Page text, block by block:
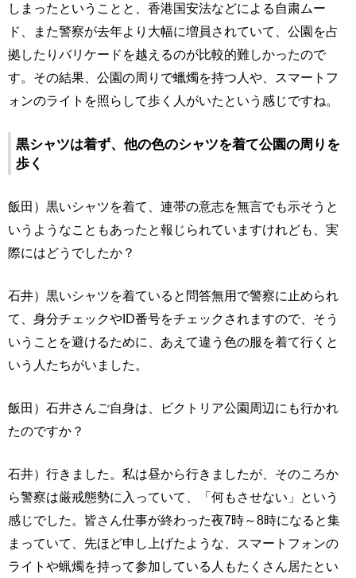
しまったということと、香港国安法などによる自粛ムー
ド、また警察が去年より大幅に増員されていて、公園を占
拠したりバリケードを越えるのが比較的難しかったので
す。その結果、公園の周りで蠟燭を持つ人や、スマートフ
ォンのライトを照らして歩く人がいたという感じですね。
黒シャツは着ず、他の色のシャツを着て公園の周りを
歩く
飯田）黒いシャツを着て、連帯の意志を無言でも示そうと
いうようなこともあったと報じられていますけれども、実
際にはどうでしたか？
石井）黒いシャツを着ていると問答無用で警察に止められ
て、身分チェックやID番号をチェックされますので、そう
いうことを避けるために、あえて違う色の服を着て行くと
いう人たちがいました。
飯田）石井さんご自身は、ビクトリア公園周辺にも行かれ
たのですか？
石井）行きました。私は昼から行きましたが、そのころか
ら警察は厳戒態勢に入っていて、「何もさせない」という
感じでした。皆さん仕事が終わった夜7時～8時になると集
まっていて、先ほど申し上げたような、スマートフォンの
ライトや蝋燭を持って参加している人もたくさん居たとい